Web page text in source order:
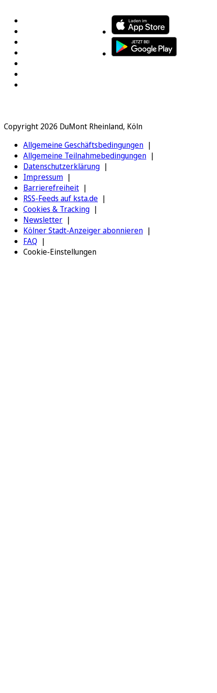
Copyright 2026 DuMont Rheinland, Köln
Allgemeine Geschäftsbedingungen
Allgemeine Teilnahmebedingungen
Datenschutzerklärung
Impressum
Barrierefreiheit
RSS-Feeds auf ksta.de
Cookies & Tracking
Newsletter
Kölner Stadt-Anzeiger abonnieren
FAQ
Cookie-Einstellungen